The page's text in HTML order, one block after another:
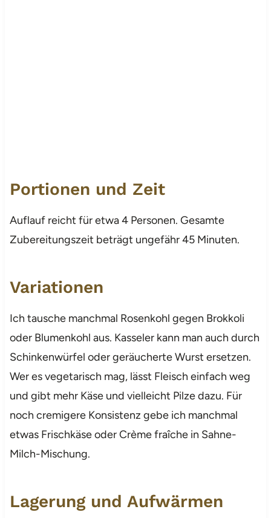
Portionen und Zeit
Auflauf reicht für etwa 4 Personen. Gesamte
Zubereitungszeit beträgt ungefähr 45 Minuten.
Variationen
Ich tausche manchmal Rosenkohl gegen Brokkoli
oder Blumenkohl aus. Kasseler kann man auch durch
Schinkenwürfel oder geräucherte Wurst ersetzen.
Wer es vegetarisch mag, lässt Fleisch einfach weg
und gibt mehr Käse und vielleicht Pilze dazu. Für
noch cremigere Konsistenz gebe ich manchmal
etwas Frischkäse oder Crème fraîche in Sahne-
Milch-Mischung.
Lagerung und Aufwärmen